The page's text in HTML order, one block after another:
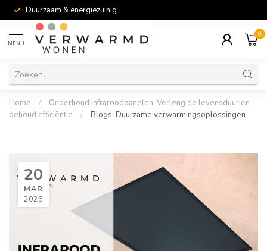
Duurzaam & energiezuinig
MENU
0
Home /
Onderhoud infraroodpanelen: Verleng de levensduur en
behoud efficiëntie
/ Blogs: Duurzame verwarmingsoplossingen
20
MAR
2025